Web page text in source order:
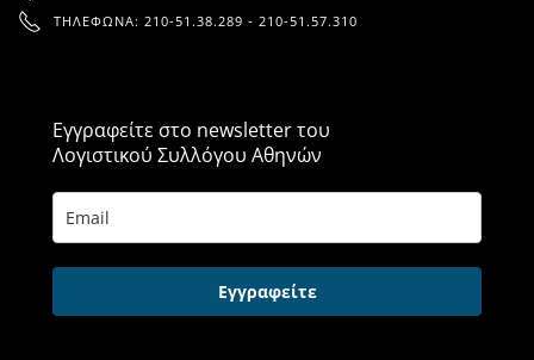
ΤΗΛΈΦΩΝΑ: 210-51.38.289 - 210-51.57.310
Εγγραφείτε στο newsletter του
Λογιστικού Συλλόγου Αθηνών
Εγγραφείτε